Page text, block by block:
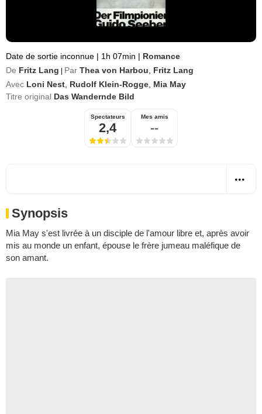
Date de sortie inconnue | 1h 07min | Romance
De Fritz Lang Par Thea von Harbou
Fritz Lang
Avec Loni Nest Rudolf Klein-Rogge Mia May
Titre original Das Wandernde Bild
Spectateurs
2,4
Mes amis
--
Synopsis
Mia May s'est livrée à un disciple de l'amour libre et, après avoir
mis au monde un enfant, épouse le frère jumeau maléfique de
son amant.